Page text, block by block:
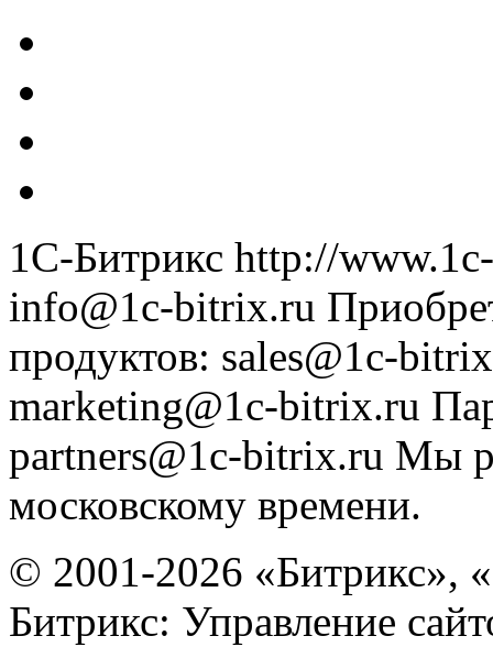
1С-Битрикс http://
info@1c-bitrix.ru
продуктов: sales@1c-
marketing@1c-bitrix.ru
partners@1c-bitrix.ru Мы
московскому времени.
© 2001-2026 «Битрикс»,
Битрикс: Управление